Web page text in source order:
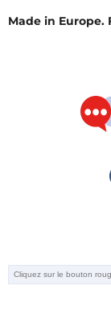
Made in Europe.